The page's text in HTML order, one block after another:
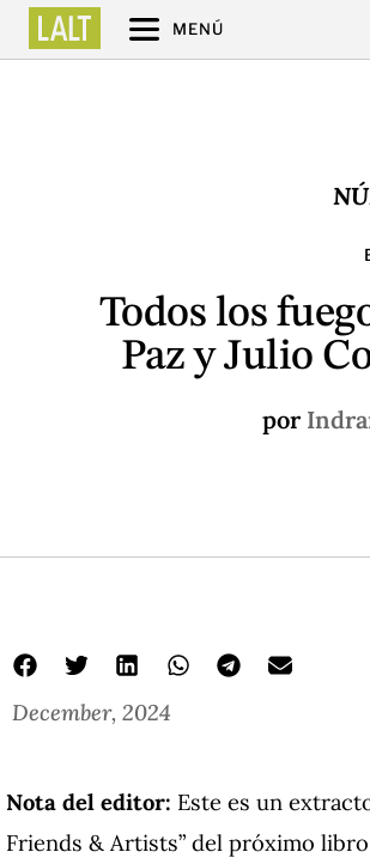
MENÚ
Todos los
Paz y Julio
por
December, 2024
Nota del editor: Este es un
Friends & Artists” del próximo